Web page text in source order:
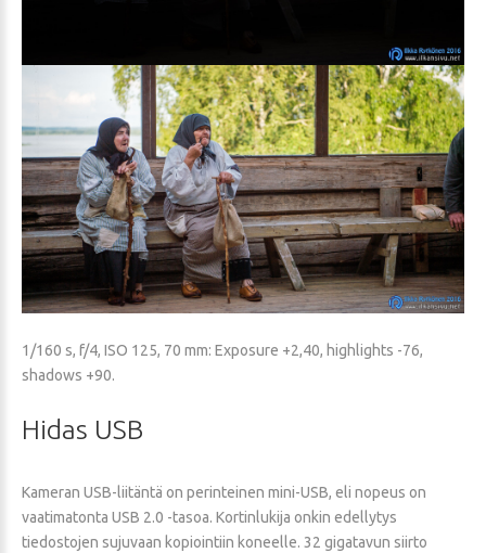
1/160 s, f/4, ISO 125, 70 mm: Exposure +2,40, highlights -76,
shadows +90.
Hidas USB
Kameran USB-liitäntä on perinteinen mini-USB, eli nopeus on
vaatimatonta USB 2.0 -tasoa. Kortinlukija onkin edellytys
tiedostojen sujuvaan kopiointiin koneelle. 32 gigatavun siirto